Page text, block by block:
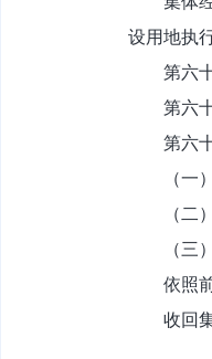
设用地执
第六十
第六十
第六十
（一）
（二）
（三）
依照前
收回集